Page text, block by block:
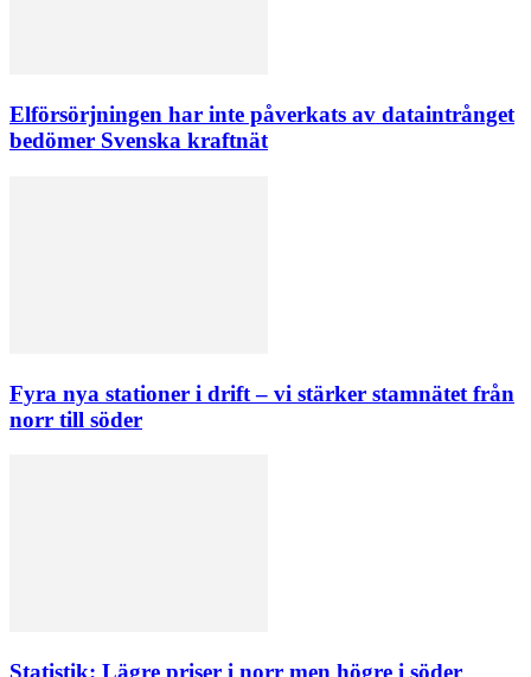
Elförsörjningen har inte påverkats av dataintrånget
bedömer Svenska kraftnät
Fyra nya stationer i drift – vi stärker stamnätet från
norr till söder
Statistik: Lägre priser i norr men högre i söder